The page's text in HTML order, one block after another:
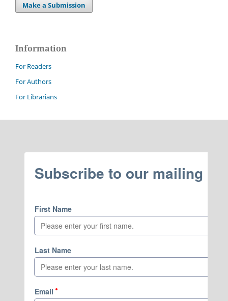
Make a Submission
Information
For Readers
For Authors
For Librarians